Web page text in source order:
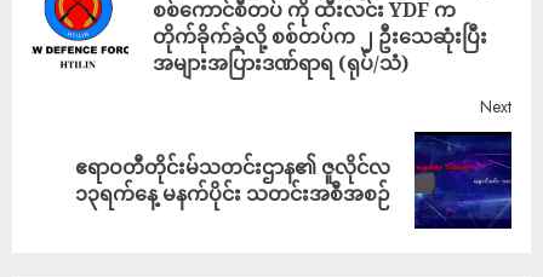
စစ်ကောင်စီတပ် ကို ထီးလင်း YDF က
တိုက်ခိုက်ခဲ့လို့ စစ်တပ်က ၂ ဦးသေဆုံး​ပြီး
အများအပြားဒဏ်ရာရ (ရုပ်/သံ)
Next
ဧရာဝတီတိုင်းမ်သတင်းဌာန၏ ဇူလိုင်လ
၁၃ရက်နေ့ မနက်ပိုင်း သတင်းအစီအစဉ်